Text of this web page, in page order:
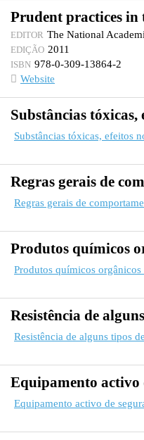
Prudent practices
EDITOR The National
EDIÇÃO 2011
ISBN 978-0-309-13864-2
Website
Substâncias
Substâncias tóxicas, efeitos
Regras gerais de
Regras gerais de
Produtos químicos
Produtos químicos
Resistência de
Resistência de alguns tipos
Equipamento activo
Equipamento activo de